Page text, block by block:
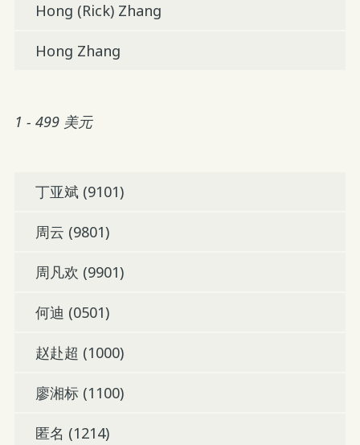
Hong (Rick) Zhang
Hong Zhang
1 - 499 美元
丁亚斌 (9101)
周云 (9801)
周凡欢 (9901)
何迪 (0501)
赵赴超 (1000)
廖湘标 (1100)
匿名 (1214)